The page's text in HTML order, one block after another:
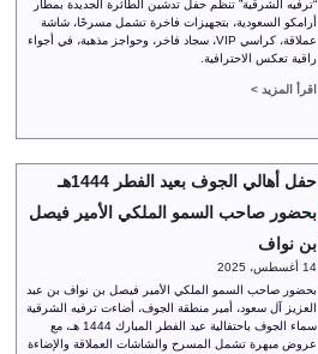
“ترفيه الشرقية” تنظم حفل تدشين الطائرة الجديدة بمطار
أرامكو السعودية، بتجهيزات فاخرة تشمل مسرحًا، شاشة
عملاقة، كراسي VIP، سجاد فاخر، وحواجز مذهبة، في أجواء
راقية تعكس الاحترافية.
اقرأ المزيد >
حفل أهالي الجوف بعيد الفطر 1444هـ
بحضور صاحب السمو الملكي الأمير فيصل
بن نواف
14 أغسطس، 2025
بحضور صاحب السمو الملكي الأمير فيصل بن نواف بن عبد
العزيز آل سعود، أمير منطقة الجوف، أضاءت ترفيه الشرقية
سماء الجوف باحتفالية عيد الفطر المبارك 1444 هـ، مع
عروض مبهرة تشمل المسرح والشاشات العملاقة والإضاءة